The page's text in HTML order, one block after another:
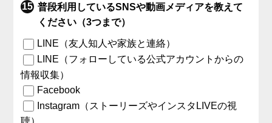
普段利用しているSNSや動画メディアを教えて
ください（3つまで）
LINE（友人知人や家族と連絡）
LINE（フォローしている公式アカウントからの
情報収集）
Facebook
Instagram（ストーリーズやインスタLIVEの視